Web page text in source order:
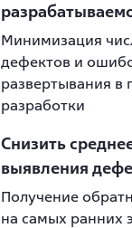
Минимизация
дефектов и
развертывания в
разработки
Снизить
выявления
Получение
на самых ранних